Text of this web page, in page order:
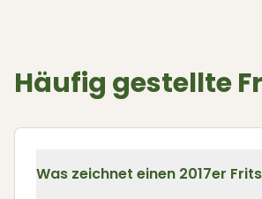
Häufig gestellte
Was zeichnet einen 2017er